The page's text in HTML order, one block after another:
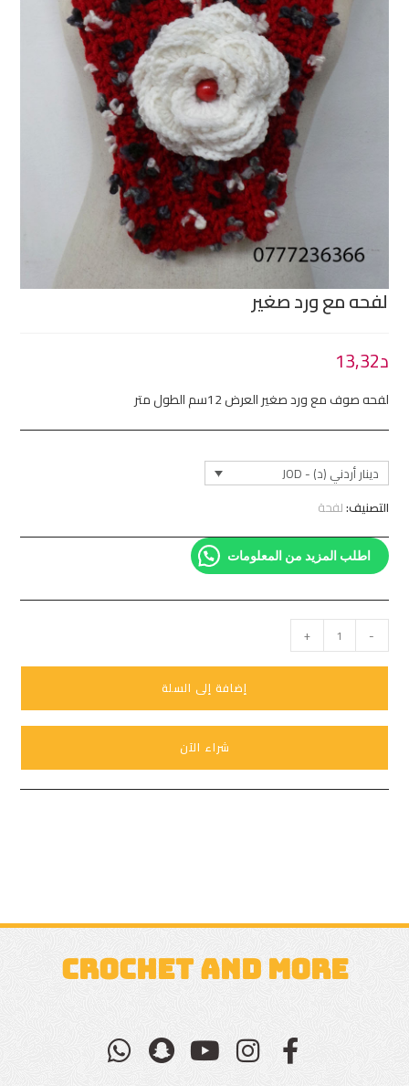
لفحه مع ورد صغير
د13,32
لفحه صوف مع ورد صغير العرض 12سم الطول متر
دينار أردني (د) - JOD
التصنيف:لفحة
اطلب المزيد من المعلومات
-
+
إضافة إلى السلة
شراء الآن
CROCHET AND MORE